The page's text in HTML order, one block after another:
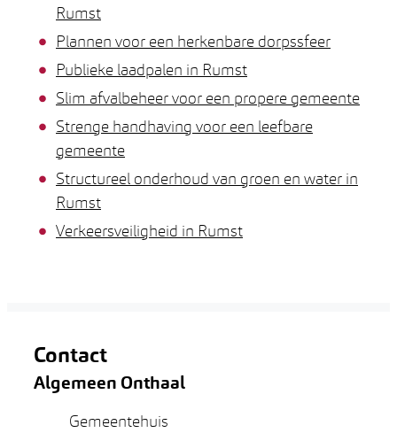
Rumst
Plannen voor een herkenbare dorpssfeer
Publieke laadpalen in Rumst
Slim afvalbeheer voor een propere gemeente
Strenge handhaving voor een leefbare
gemeente
Structureel onderhoud van groen en water in
Rumst
Verkeersveiligheid in Rumst
Contact
Algemeen Onthaal
AdresGemeentehuis